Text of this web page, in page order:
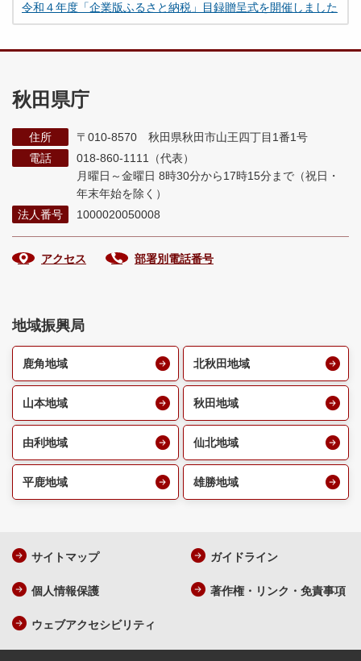
令和４年度「企業版ふるさと納税」目録贈呈式を開催しました
秋田県庁
住所
〒010-8570 秋田県秋田市山王四丁目1番1号
電話
018-860-1111（代表）
月曜日～金曜日 8時30分から17時15分まで （祝日・
年末年始を除く）
法人番号
1000020050008
アクセス 部署別電話番号
地域振興局
鹿角地域 北秋田地域
山本地域 秋田地域
由利地域 仙北地域
平鹿地域 雄勝地域
サイトマップ ガイドライン
個人情報保護 著作権・リンク・免責事項
ウェブアクセシビリティ